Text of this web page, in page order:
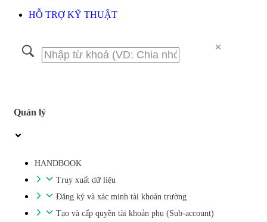
HỖ TRỢ KỸ THUẬT
Quản lý
HANDBOOK
Truy xuất dữ liệu
Đăng ký và xác minh tài khoản trường
Tạo và cấp quyền tài khoản phụ (Sub-account)